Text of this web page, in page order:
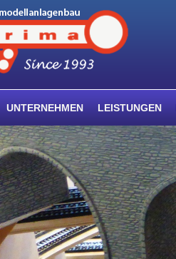
UNTERNEHMEN LEISTUNGEN